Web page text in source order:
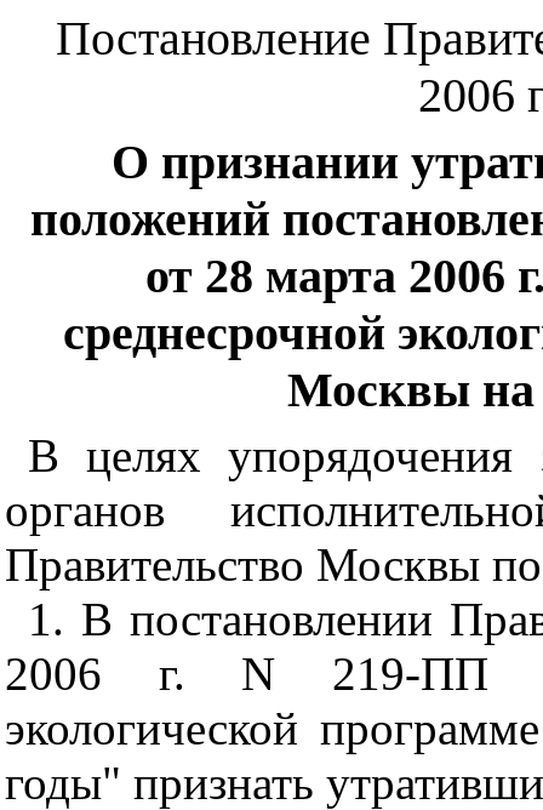
Постановление
2006
О признании
положений
от 28 марта
среднесрочной
Москвы на
В целях упорядочения
органов
Правительство Москвы
1. В постановлении
2006 г. N 219-ПП "О
экологической
годы" признать